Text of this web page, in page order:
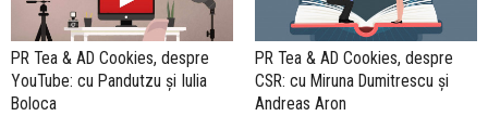
PR Tea & AD Cookies, despre
YouTube: cu Pandutzu și Iulia
Boloca
PR Tea & AD Cookies, despre
CSR: cu Miruna Dumitrescu și
Andreas Aron